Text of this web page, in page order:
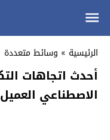
الرئيسية » وسائط متعددة
الاصطناعي